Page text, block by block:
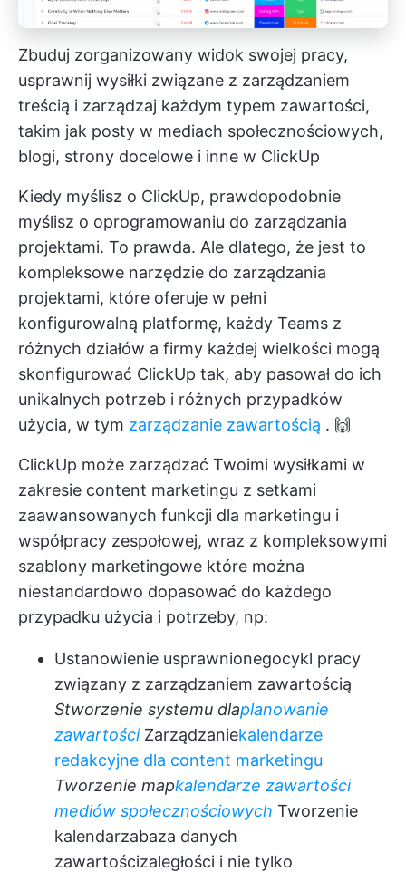
Zbuduj zorganizowany widok swojej pracy,
usprawnij wysiłki związane z zarządzaniem
treścią i zarządzaj każdym typem zawartości,
takim jak posty w mediach społecznościowych,
blogi, strony docelowe i inne w ClickUp
Kiedy myślisz o ClickUp, prawdopodobnie
myślisz o oprogramowaniu do zarządzania
projektami. To prawda. Ale dlatego, że jest to
kompleksowe narzędzie do zarządzania
projektami, które oferuje w pełni
konfigurowalną platformę, każdy Teams z
różnych działów a firmy każdej wielkości mogą
skonfigurować ClickUp tak, aby pasował do ich
unikalnych potrzeb i różnych przypadków
użycia, w tym zarządzanie zawartością . 🙌
ClickUp może zarządzać Twoimi wysiłkami w
zakresie content marketingu z setkami
zaawansowanych funkcji dla marketingu i
współpracy zespołowej, wraz z kompleksowymi
szablony marketingowe które można
niestandardowo dopasować do każdego
przypadku użycia i potrzeby, np:
Ustanowienie usprawnionegocykl pracy
związany z zarządzaniem zawartością
Stworzenie systemu dlaplanowanie
zawartościZarządzaniekalendarze
redakcyjne dla content marketingu
Tworzenie mapkalendarze zawartości
mediów społecznościowych Tworzenie
kalendarzabaza danych
zawartościzaległości i nie tylko